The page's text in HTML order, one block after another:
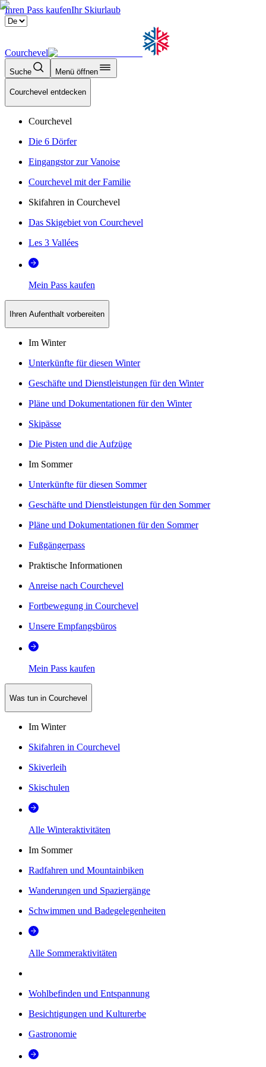
Ihren Pass kaufenIhr Skiurlaub
Courchevel
Suche Menü öffnen
Courchevel entdecken
Courchevel
Die 6 Dörfer
Eingangstor zur Vanoise
Courchevel mit der Familie
Skifahren in Courchevel
Das Skigebiet von Courchevel
Les 3 Vallées
Mein Pass kaufen
Ihren Aufenthalt vorbereiten
Im Winter
Unterkünfte für diesen Winter
Geschäfte und Dienstleistungen für den Winter
Pläne und Dokumentationen für den Winter
Skipässe
Die Pisten und die Aufzüge
Im Sommer
Unterkünfte für diesen Sommer
Geschäfte und Dienstleistungen für den Sommer
Pläne und Dokumentationen für den Sommer
Fußgängerpass
Praktische Informationen
Anreise nach Courchevel
Fortbewegung in Courchevel
Unsere Empfangsbüros
Mein Pass kaufen
Was tun in Courchevel
Im Winter
Skifahren in Courchevel
Skiverleih
Skischulen
Alle Winteraktivitäten
Im Sommer
Radfahren und Mountainbiken
Wanderungen und Spaziergänge
Schwimmen und Badegelegenheiten
Alle Sommeraktivitäten
Wohlbefinden und Entspannung
Besichtigungen und Kulturerbe
Gastronomie